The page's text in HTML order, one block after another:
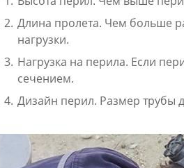
Длина пролета. Чем больше
нагрузки.
Нагрузка на перила. Если
сечением.
Дизайн перил. Размер трубы